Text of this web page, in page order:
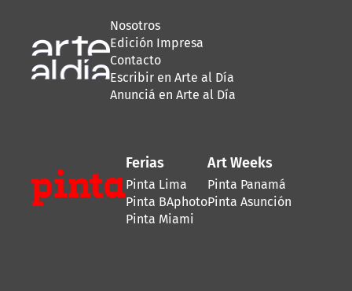
Nosotros
Edición Impresa
Contacto
Escribir en Arte al Día
Anunciá en Arte al Día
Ferias
Pinta Lima
Pinta BAphoto
Pinta Miami
Art Weeks
Pinta Panamá
Pinta Asunción